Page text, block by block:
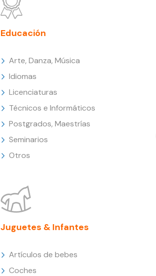
Educación
Arte, Danza, Música
Idiomas
Licenciaturas
Técnicos e Informáticos
Postgrados, Maestrías
Seminarios
Otros
Juguetes & Infantes
Artículos de bebes
Coches